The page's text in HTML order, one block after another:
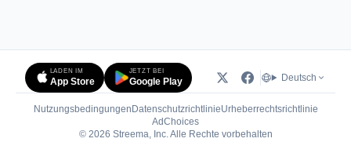
LADEN IM
App Store
JETZT BEI
Google Play Deutsch
Nutzungsbedingungen DatenschutzrichtlinieUrheberrechtsrichtlinie
AdChoices(öffnet in neuem Tab)
© 2026 Streema, Inc. Alle Rechte vorbehalten